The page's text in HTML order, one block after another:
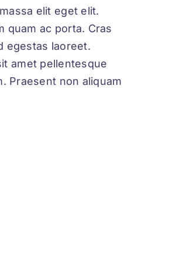
elit eget elit.
quam ac porta. Cras
egestas laoreet.
amet pellentesque
Praesent non aliquam